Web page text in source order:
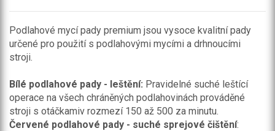
Podlahové mycí pady premium jsou vysoce kvalitní pady
určené pro použití s podlahovými mycími a drhnoucími
stroji.
Bílé podlahové pady - leštění: Pravidelné suché leštící
operace na všech chráněných podlahovinách prováděné
stroji s otáčkamiv rozmezí 150 až 500 za minutu.
Červené podlahové pady - suché sprejové čištění: